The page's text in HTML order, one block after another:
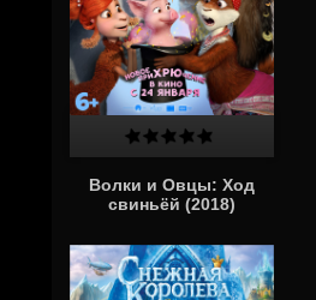
Волки и Овцы: Ход
свиньёй (2018)